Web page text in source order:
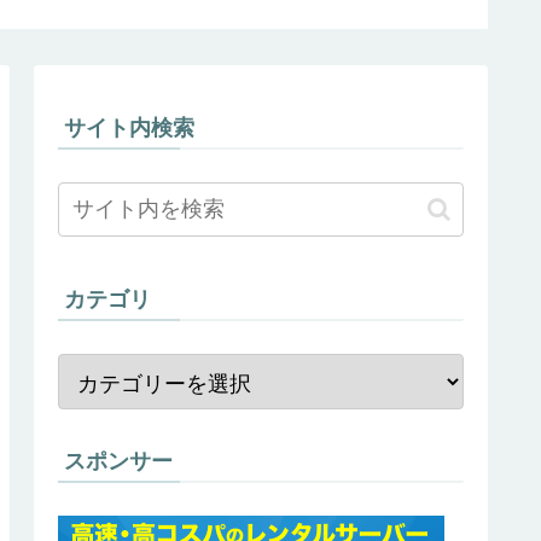
サイト内検索
カテゴリ
スポンサー